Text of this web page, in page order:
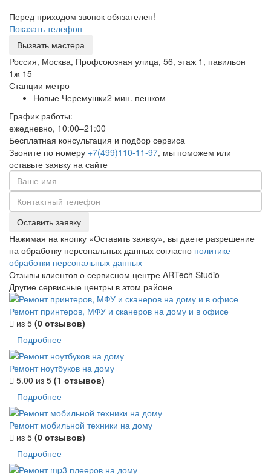
Перед приходом звонок обязателен!
Показать телефон
Вызвать мастера
Россия, Москва, Профсоюзная улица, 56, этаж 1, павильон
1ж-15
Станции метро
Новые Черемушки2 мин. пешком
График работы:
ежедневно, 10:00–21:00
Бесплатная консультация и подбор сервиса
Звоните по номеру +7(499)110-11-97, мы поможем или
оставьте заявку на сайте
Оставить заявку
Нажимая на кнопку «Оставить заявку», вы даете разрешение
на обработку персональных данных согласно политике
обработки персональных данных
Отзывы клиентов о сервисном центре ARTech Studio
Другие сервисные центры в этом районе
Ремонт принтеров, МФУ и сканеров на дому и в офисе
из 5 (0 отзывов)
Подробнее
Ремонт ноутбуков на дому
5.00 из 5 (1 отзывов)
Подробнее
Ремонт мобильной техники на дому
из 5 (0 отзывов)
Подробнее